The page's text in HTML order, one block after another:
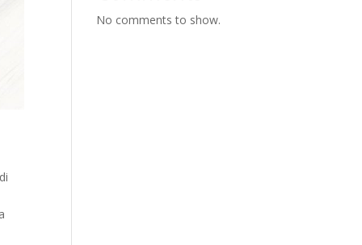
No comments to show.